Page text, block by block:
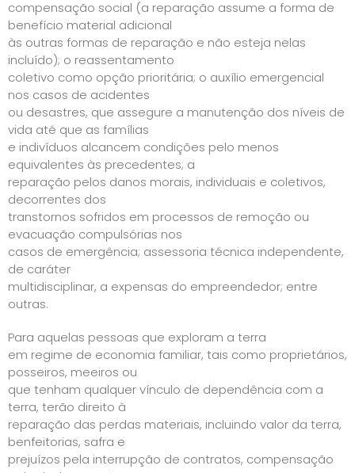
compensação social (a reparação assume a forma de
benefício material adicional
às outras formas de reparação e não esteja nelas
incluído); o reassentamento
coletivo como opção prioritária; o auxílio emergencial
nos casos de acidentes
ou desastres, que assegure a manutenção dos níveis de
vida até que as famílias
e indivíduos alcancem condições pelo menos
equivalentes às precedentes; a
reparação pelos danos morais, individuais e coletivos,
decorrentes dos
transtornos sofridos em processos de remoção ou
evacuação compulsórias nos
casos de emergência; assessoria técnica independente,
de caráter
multidisciplinar, a expensas do empreendedor; entre
outras.
Para aquelas pessoas que exploram a terra
em regime de economia familiar, tais como proprietários,
posseiros, meeiros ou
que tenham qualquer vínculo de dependência com a
terra, terão direito à
reparação das perdas materiais, incluindo valor da terra,
benfeitorias, safra e
prejuízos pela interrupção de contratos, compensação